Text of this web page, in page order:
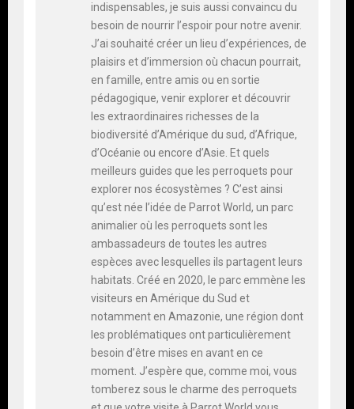
indispensables, je suis aussi convaincu du
besoin de nourrir l’espoir pour notre avenir.
J’ai souhaité créer un lieu d’expériences, de
plaisirs et d’immersion où chacun pourrait,
en famille, entre amis ou en sortie
pédagogique, venir explorer et découvrir
les extraordinaires richesses de la
biodiversité d’Amérique du sud, d’Afrique,
d’Océanie ou encore d’Asie. Et quels
meilleurs guides que les perroquets pour
explorer nos écosystèmes ? C’est ainsi
qu’est née l’idée de Parrot World, un parc
animalier où les perroquets sont les
ambassadeurs de toutes les autres
espèces avec lesquelles ils partagent leurs
habitats. Créé en 2020, le parc emmène les
visiteurs en Amérique du Sud et
notamment en Amazonie, une région dont
les problématiques ont particulièrement
besoin d’être mises en avant en ce
moment. J’espère que, comme moi, vous
tomberez sous le charme des perroquets